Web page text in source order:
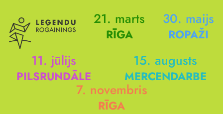
21. marts
RĪGA
30. maijs
ROPAŽI
11. jūlijs
PILSRUNDĀLE
15. augusts
MERCENDARBE
7. novembris
RĪGA